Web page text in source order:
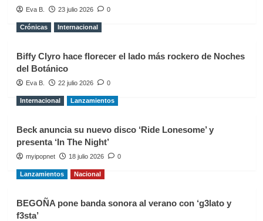
Eva B. 23 julio 2026 0
Crónicas Internacional
Biffy Clyro hace florecer el lado más rockero de Noches
del Botánico
Eva B. 22 julio 2026 0
Internacional Lanzamientos
Beck anuncia su nuevo disco ‘Ride Lonesome’ y
presenta ‘In The Night’
myipopnet 18 julio 2026 0
Lanzamientos Nacional
BEGOÑA pone banda sonora al verano con ‘g3lato y
f3sta’